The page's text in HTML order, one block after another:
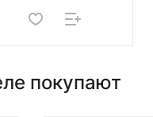
покупают